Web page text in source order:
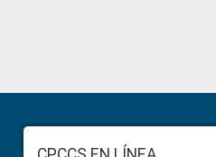
Sidebar
Footer